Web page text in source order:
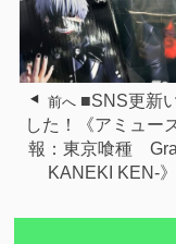
前へ ■SNS更新
した！《アミュー
報：東京喰種
KANEKI KEN-